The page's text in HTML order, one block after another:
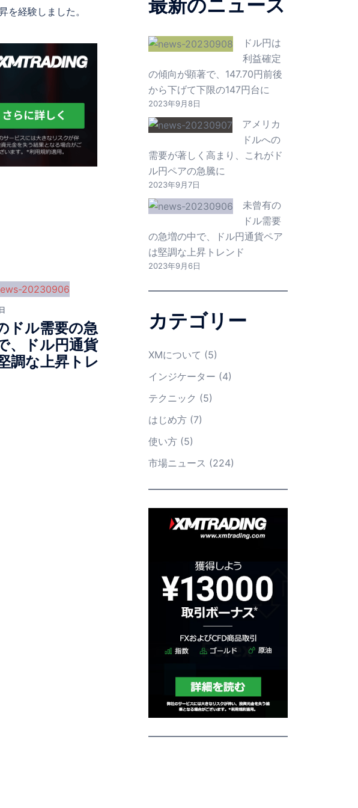
経験しました。
ドル需要の急
、ドル円通貨
調な上昇トレ
最新のニュース
ドル円は
利益確定
の傾向が顕著で、147.70円前後
から下げて下限の147円台に
2023年9月8日
アメリカ
ドルへの
需要が著しく高まり、これがド
ル円ペアの急騰に
2023年9月7日
未曾有の
ドル需要
の急増の中で、ドル円通貨ペア
は堅調な上昇トレンド
2023年9月6日
カテゴリー
XMについて (5)
インジケーター (4)
テクニック (5)
はじめ方(7)
使い方(5)
市場ニュース (224)